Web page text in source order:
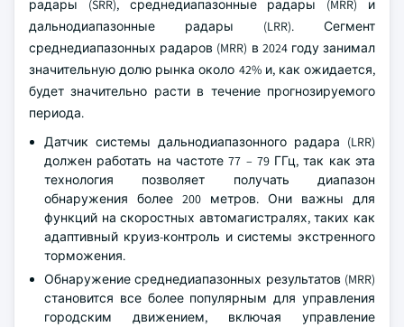
радары (SRR), среднедиапазонные радары (MRR) и
дальнодиапазонные радары (LRR). Сегмент
среднедиапазонных радаров (MRR) в 2024 году занимал
значительную долю рынка около 42% и, как ожидается,
будет значительно расти в течение прогнозируемого
периода.
Датчик системы дальнодиапазонного радара (LRR)
должен работать на частоте 77 – 79 ГГц, так как эта
технология позволяет получать диапазон
обнаружения более 200 метров. Они важны для
функций на скоростных автомагистралях, таких как
адаптивный круиз-контроль и системы экстренного
торможения.
Обнаружение среднедиапазонных результатов (MRR)
становится все более популярным для управления
городским движением, включая управление